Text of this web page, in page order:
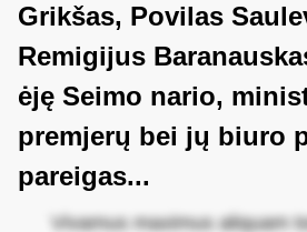
Grikšas, Povilas
Remigijus
ėję Seimo nario,
premjerų bei jų biuro
pareigas...
Vivamus maximus aliquam